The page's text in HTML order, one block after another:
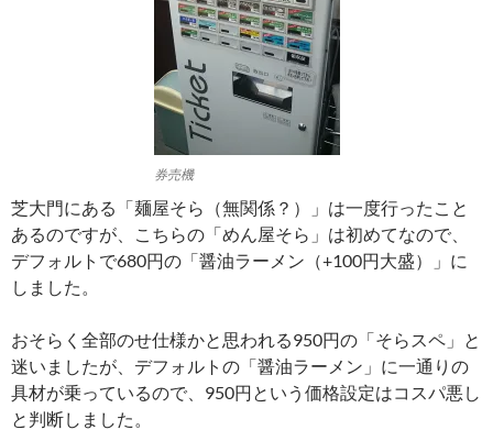
券売機
芝大門にある「麺屋そら（無関係？）」は一度行ったこと
あるのですが、こちらの「めん屋そら」は初めてなので、
デフォルトで680円の「醤油ラーメン（+100円大盛）」に
しました。
おそらく全部のせ仕様かと思われる950円の「そらスペ」と
迷いましたが、デフォルトの「醤油ラーメン」に一通りの
具材が乗っているので、950円という価格設定はコスパ悪し
と判断しました。